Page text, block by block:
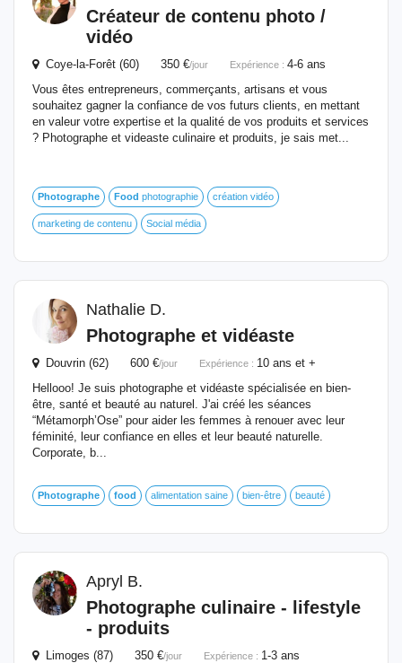
Créateur de contenu photo /
vidéo
Coye-la-Forêt (60) 350 €/jour Expérience : 4-6 ans
Vous êtes entrepreneurs, commerçants, artisans et vous
souhaitez gagner la confiance de vos futurs clients, en mettant
en valeur votre expertise et la qualité de vos produits et services
? Photographe et videaste culinaire et produits, je sais met...
Photographe Food photographie création vidéo
marketing de contenu Social média
Nathalie D.
Photographe et vidéaste
Douvrin (62) 600 €/jour Expérience : 10 ans et +
Hellooo! Je suis photographe et vidéaste spécialisée en bien-
être, santé et beauté au naturel. J'ai créé les séances
“Métamorph’Ose” pour aider les femmes à renouer avec leur
féminité, leur confiance en elles et leur beauté naturelle.
Corporate, b...
Photographe food alimentation saine bien-être beauté
Apryl B.
Photographe culinaire - lifestyle
- produits
Limoges (87) 350 €/jour Expérience : 1-3 ans